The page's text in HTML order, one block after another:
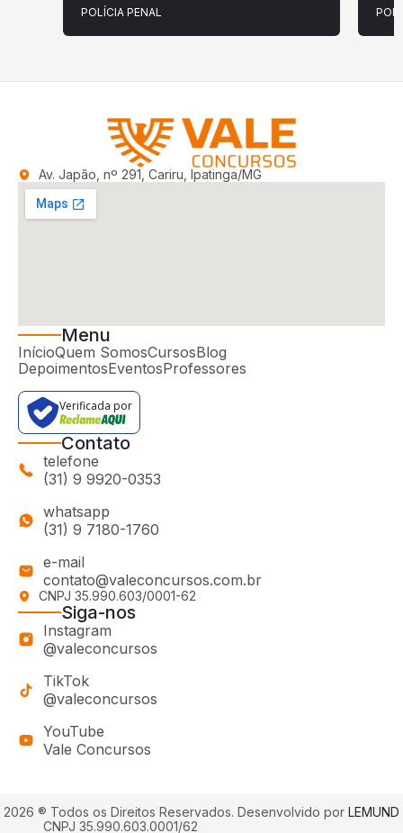
POLÍCIA PENAL
Av. Japão, nº 291, Cariru, Ipatinga/MG
Menu
InícioQuem SomosCursosBlog
DepoimentosEventosProfessores
Verificada por
Contato
telefone
(31) 9 9920-0353
whatsapp
(31) 9 7180-1760
e-mail
contato@valeconcursos.com.br
CNPJ 35.990.603/0001-62
Siga-nos
Instagram
@valeconcursos
TikTok
@valeconcursos
YouTube
Vale Concursos
2026 ® Todos os Direitos Reservados.
CNPJ 35.990.603.0001/62
Desenvolvido por LEMUND